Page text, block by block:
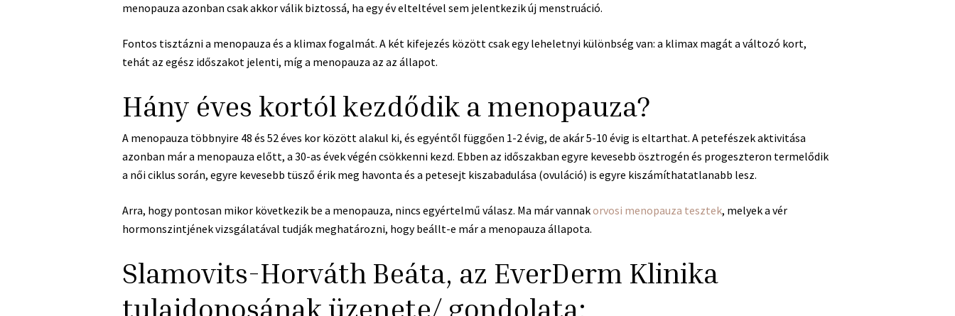
menopauza azonban csak akkor válik biztossá, ha egy év elteltével sem jelentkezik új menstruáció.
Fontos tisztázni a menopauza és a klimax fogalmát. A két kifejezés között csak egy leheletnyi különbség van: a klimax magát a változó kort,
tehát az egész időszakot jelenti, míg a menopauza az az állapot.
Hány éves kortól kezdődik a menopauza?
A menopauza többnyire 48 és 52 éves kor között alakul ki, és egyéntől függően 1-2 évig, de akár 5-10 évig is eltarthat. A petefészek aktivitása
azonban már a menopauza előtt, a 30-as évek végén csökkenni kezd. Ebben az időszakban egyre kevesebb ösztrogén és progeszteron termelődik
a női ciklus során, egyre kevesebb tüsző érik meg havonta és a petesejt kiszabadulása (ovuláció) is egyre kiszámíthatatlanabb lesz.
Arra, hogy pontosan mikor következik be a menopauza, nincs egyértelmű válasz. Ma már vannakorvosi menopauza tesztek, melyek a vér
hormonszintjének vizsgálatával tudják meghatározni, hogy beállt-e már a menopauza állapota.
Slamovits-Horváth Beáta, az EverDerm Klinika
tulajdonosának üzenete/ gondolata: